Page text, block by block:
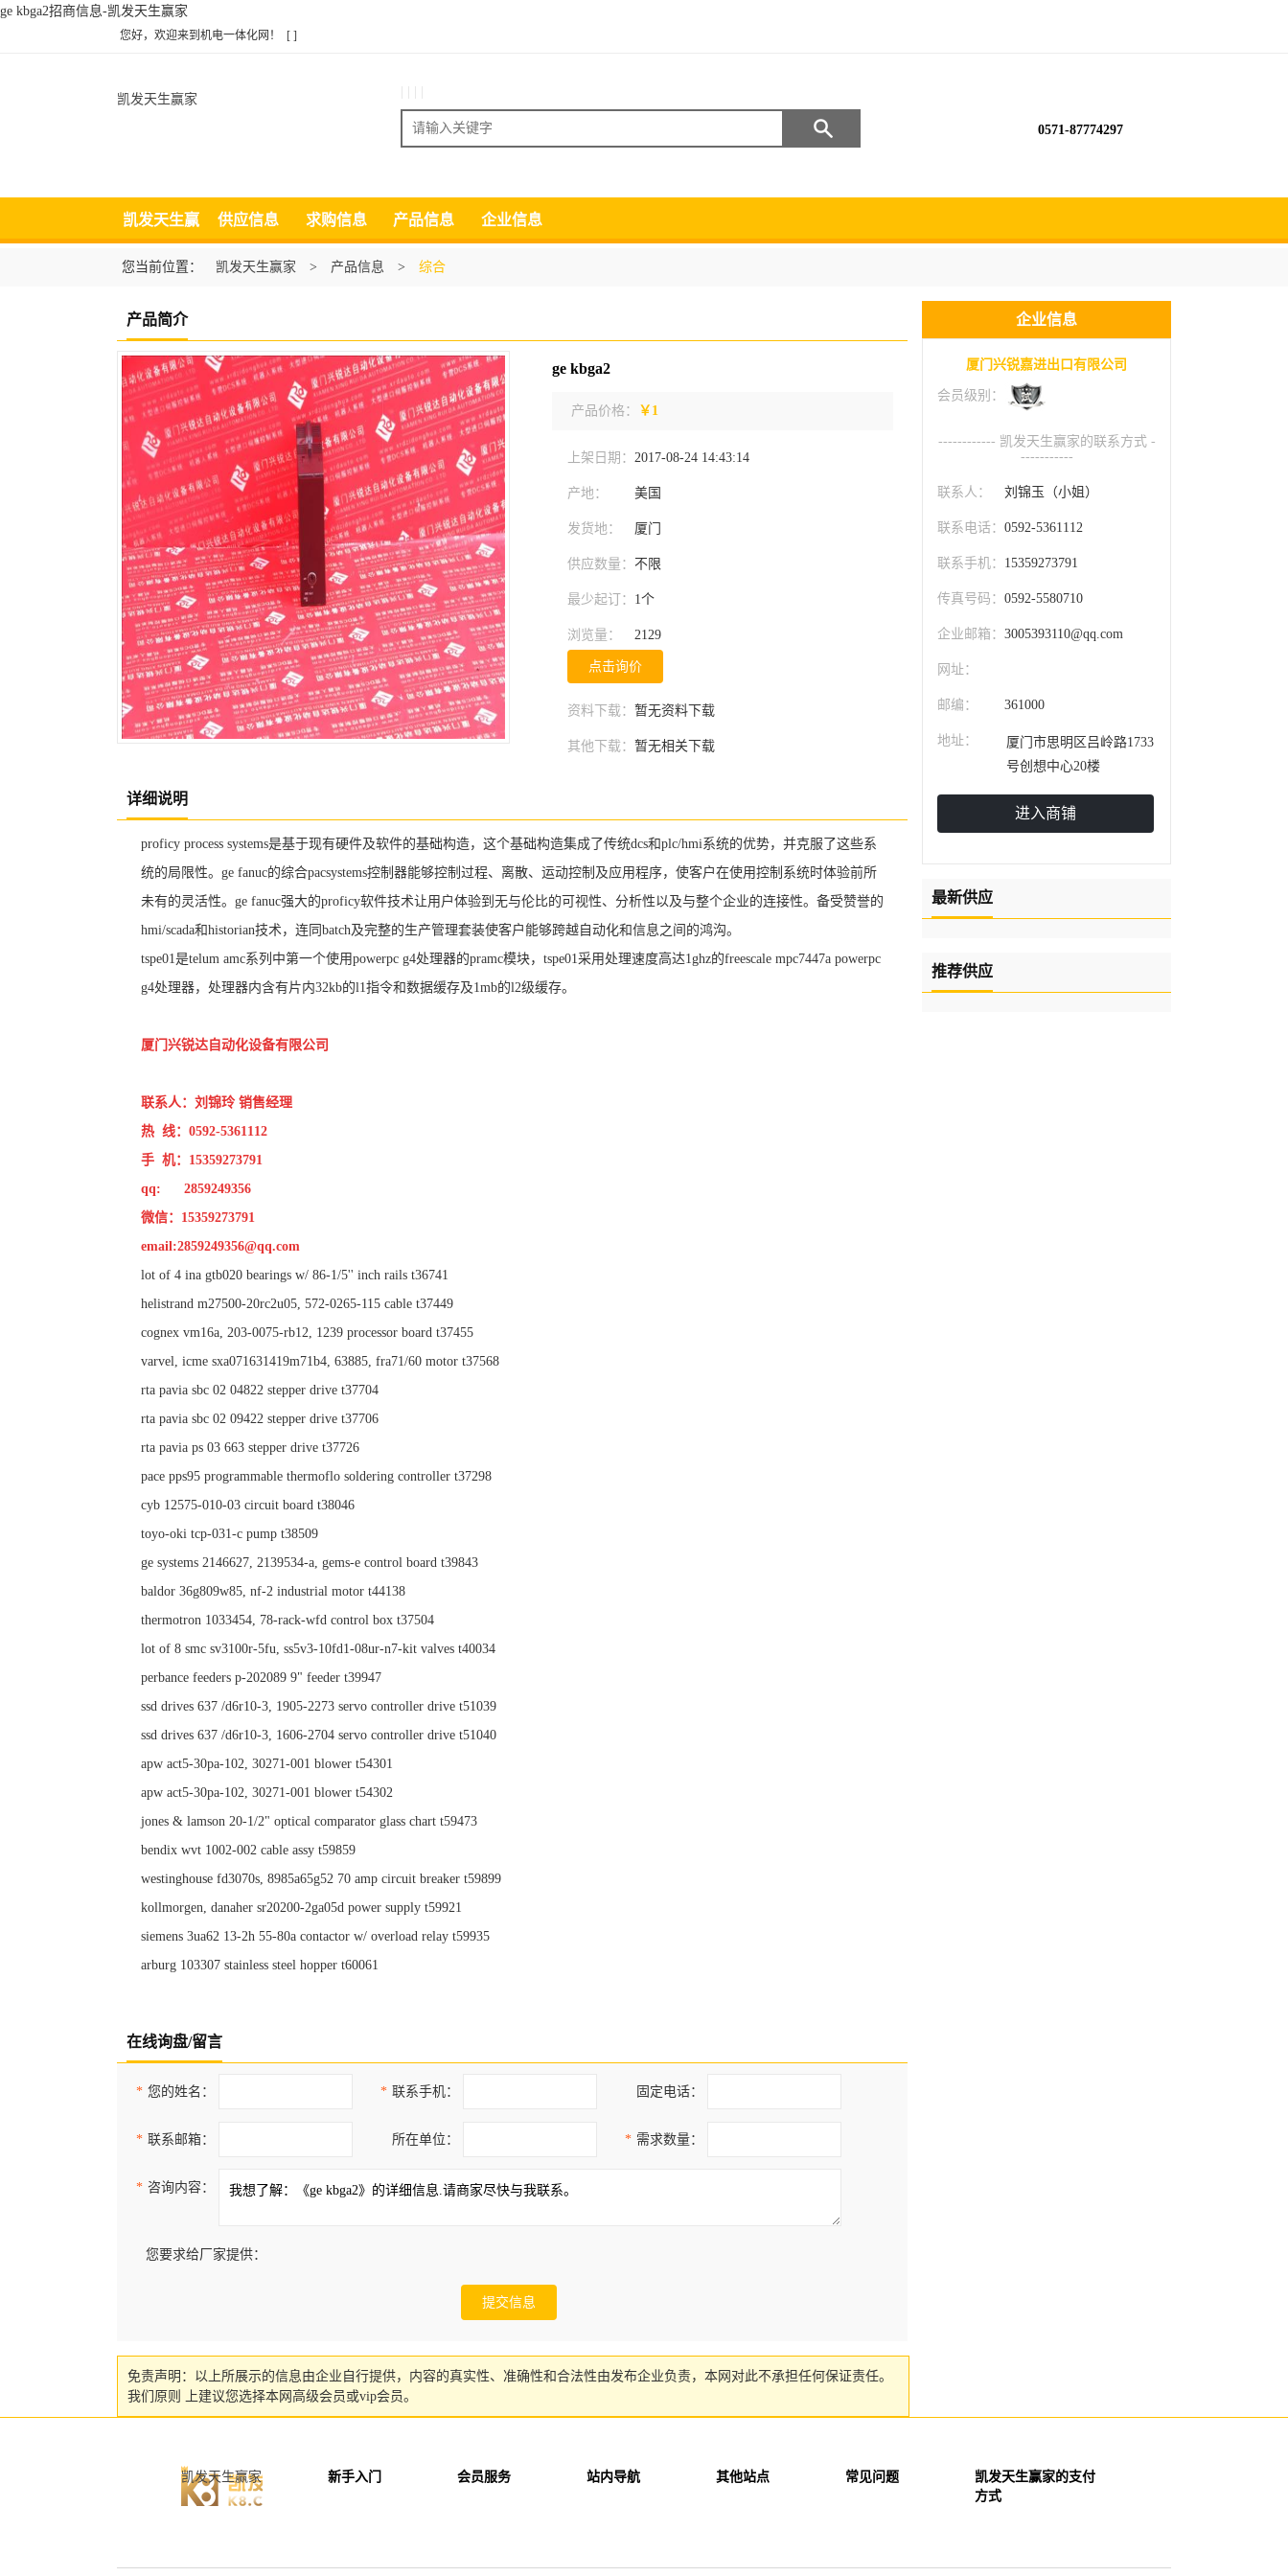
ge kbga2招商信息-凯发天生赢家
您好，欢迎来到机电一体化网！ [ ]
凯发天生赢家
搜索 0571-87774297
凯发天生赢
家
供应信息 求购信息 产品信息 企业信息
您当前位置： 凯发天生赢家 > 产品信息 > 综合
产品简介
ge kbga2
产品价格： ￥1
上架日期： 2017-08-24 14:43:14
产地： 美国
发货地： 厦门
供应数量： 不限
最少起订： 1个
浏览量： 2129
点击询价
资料下载： 暂无资料下载
其他下载： 暂无相关下载
详细说明
proficy process systems是基于现有硬件及软件的基础构造，这个基础构造集成了传统dcs和plc/hmi系统的优势，并克服了这些系
统的局限性。ge fanuc的综合pacsystems控制器能够控制过程、离散、运动控制及应用程序，使客户在使用控制系统时体验前所
未有的灵活性。ge fanuc强大的proficy软件技术让用户体验到无与伦比的可视性、分析性以及与整个企业的连接性。备受赞誉的
hmi/scada和historian技术，连同batch及完整的生产管理套装使客户能够跨越自动化和信息之间的鸿沟。
tspe01是telum amc系列中第一个使用powerpc g4处理器的pramc模块，tspe01采用处理速度高达1ghz的freescale mpc7447a powerpc
g4处理器，处理器内含有片内32kb的l1指令和数据缓存及1mb的l2级缓存。
厦门兴锐达自动化设备有限公司
联系人：刘锦玲 销售经理
热 线：0592-5361112
手 机：15359273791
qq: 2859249356
微信：15359273791
email:2859249356@qq.com
lot of 4 ina gtb020 bearings w/ 86-1/5'' inch rails t36741
helistrand m27500-20rc2u05, 572-0265-115 cable t37449
cognex vm16a, 203-0075-rb12, 1239 processor board t37455
varvel, icme sxa071631419m71b4, 63885, fra71/60 motor t37568
rta pavia sbc 02 04822 stepper drive t37704
rta pavia sbc 02 09422 stepper drive t37706
rta pavia ps 03 663 stepper drive t37726
pace pps95 programmable thermoflo soldering controller t37298
cyb 12575-010-03 circuit board t38046
toyo-oki tcp-031-c pump t38509
ge systems 2146627, 2139534-a, gems-e control board t39843
baldor 36g809w85, nf-2 industrial motor t44138
thermotron 1033454, 78-rack-wfd control box t37504
lot of 8 smc sv3100r-5fu, ss5v3-10fd1-08ur-n7-kit valves t40034
perbance feeders p-202089 9" feeder t39947
ssd drives 637 /d6r10-3, 1905-2273 servo controller drive t51039
ssd drives 637 /d6r10-3, 1606-2704 servo controller drive t51040
apw act5-30pa-102, 30271-001 blower t54301
apw act5-30pa-102, 30271-001 blower t54302
jones & lamson 20-1/2" optical comparator glass chart t59473
bendix wvt 1002-002 cable assy t59859
westinghouse fd3070s, 8985a65g52 70 amp circuit breaker t59899
kollmorgen, danaher sr20200-2ga05d power supply t59921
siemens 3ua62 13-2h 55-80a contactor w/ overload relay t59935
arburg 103307 stainless steel hopper t60061
在线询盘/留言
* 您的姓名： * 联系手机： 固定电话：
* 联系邮箱： 所在单位： * 需求数量：
* 咨询内容：
您要求给厂家提供：
免责声明：以上所展示的信息由企业自行提供，内容的真实性、准确性和合法性由发布企业负责，本网对此不承担任何保证责任。
我们原则 上建议您选择本网高级会员或vip会员。
企业信息
厦门兴锐嘉进出口有限公司
会员级别：
------------ 凯发天生赢家的联系方式 -
-----------
联系人： 刘锦玉（小姐）
联系电话： 0592-5361112
联系手机： 15359273791
传真号码： 0592-5580710
企业邮箱： 3005393110@qq.com
网址：
邮编： 361000
地址：
厦门市思明区吕岭路1733
号创想中心20楼
进入商铺
最新供应
推荐供应
凯发天生赢家 新手入门 会员服务 站内导航 其他站点 常见问题
凯发天生赢家的支付
方式